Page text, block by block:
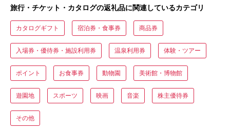
旅行・チケット・カタログの返礼品に関連しているカテゴリ
カタログギフト 宿泊券・食事券 商品券
入場券・優待券・施設利用券 温泉利用券 体験・ツアー
ポイント お食事券 動物園 美術館・博物館
遊園地 スポーツ 映画 音楽 株主優待券
その他